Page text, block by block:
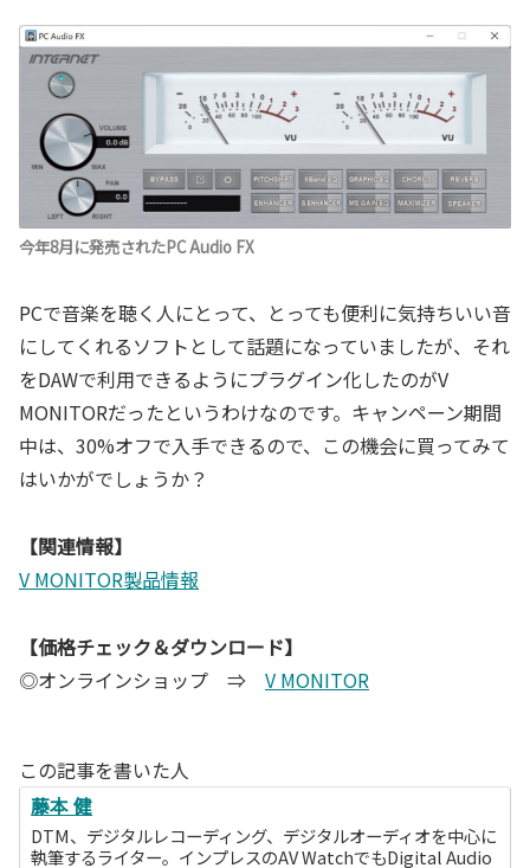
今年8月に発売されたPC Audio FX
PCで音楽を聴く人にとって、とっても便利に気持ちいい音
にしてくれるソフトとして話題になっていましたが、それ
をDAWで利用できるようにプラグイン化したのがV
MONITORだったというわけなのです。キャンペーン期間
中は、30%オフで入手できるので、この機会に買ってみて
はいかがでしょうか？
【関連情報】
V MONITOR製品情報
【価格チェック＆ダウンロード】
◎オンラインショップ ⇒ V MONITOR
この記事を書いた人
藤本 健
DTM、デジタルレコーディング、デジタルオーディオを中心に
執筆するライター。インプレスのAV WatchでもDigital Audio